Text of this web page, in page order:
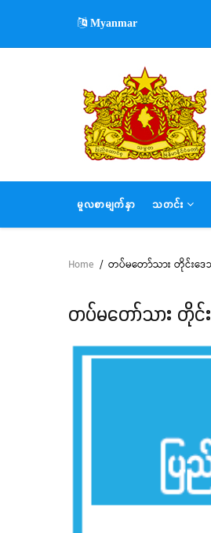
main
Myanmar
MAIN
NAVIGATION
မူလစာမျက်နှာ သတင်း
Breadcrumb
Home / တပ်မတော်သား တိုင်းဒ
တပ်မတော်သား တို